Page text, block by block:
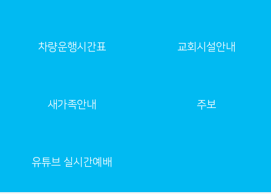
차량운행시간표 교회시설안내
새가족안내 주보
유튜브 실시간예배